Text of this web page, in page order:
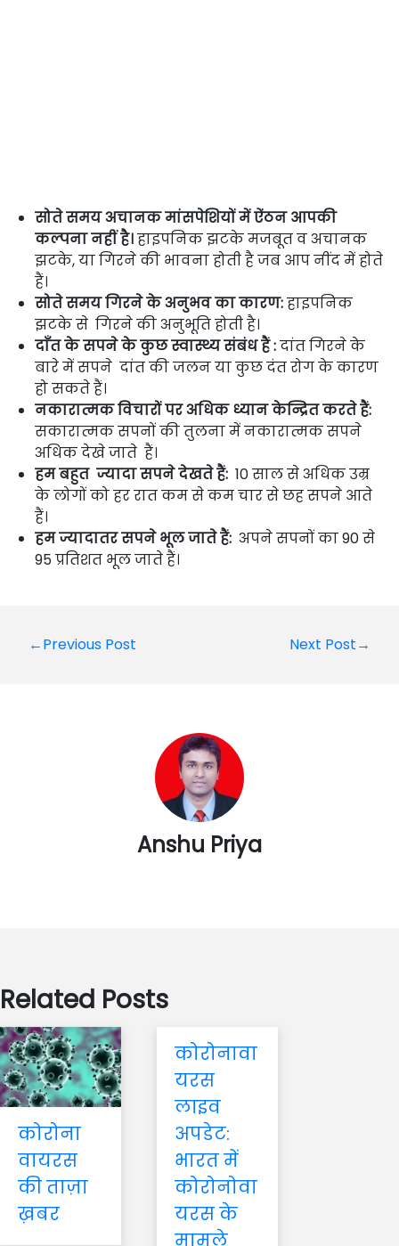
सोते समय अचानक मांसपेशियों में ऐंठन आपकी
कल्पना नहीं है।हाइपनिक झटके मजबूत व अचानक
झटके, या गिरने की भावना होती है जब आप नींद में होते
हैं।
सोते समय गिरने के अनुभव का कारण:हाइपनिक
झटके से गिरने की अनुभूति होती है।
दाँत के सपने के कुछ स्वास्थ्य संबंध हैं :दांत गिरने के
बारे में सपने दांत की जलन या कुछ दंत रोग के कारण
हो सकते हैं।
नकारात्मक विचारों पर अधिक ध्यान केन्द्रित करते हैं:
सकारात्मक सपनों की तुलना में नकारात्मक सपने
अधिक देखे जाते हैं।
हम बहुत ज्यादा सपने देखते हैं: 10 साल से अधिक उम्र
के लोगों को हर रात कम से कम चार से छह सपने आते
हैं।
हम ज्यादातर सपने भूल जाते हैं: अपने सपनों का 90 से
95 प्रतिशत भूल जाते हैं।
Post
←Previous Post Next Post→
Anshu Priya
Related Posts
कोरोना
वायरस
की ताज़ा
ख़बर
कोरोनावा
यरस
लाइव
अपडेट:
भारत में
कोरोनोवा
यरस के
मामले